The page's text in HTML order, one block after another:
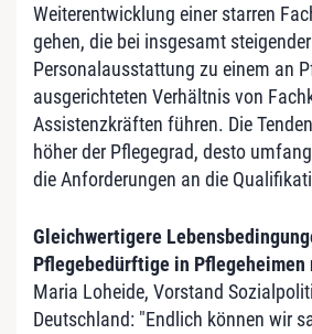
Weiterentwicklung einer starren
gehen, die bei insgesamt steigender
Personalausstattung zu einem an
ausgerichteten Verhältnis von
Assistenzkräften führen. Die
höher der Pflegegrad, desto
die Anforderungen an die
Gleichwertigere
Pflegebedürftige in Pflegeheimen
Maria Loheide, Vorstand
Deutschland: "Endlich können wir